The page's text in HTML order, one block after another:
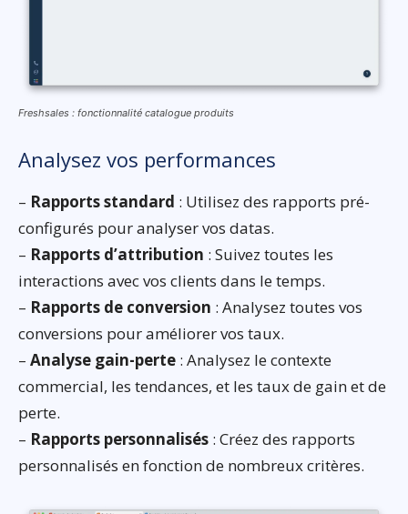
Freshsales : fonctionnalité catalogue produits
Analysez vos performances
– Rapports standard : Utilisez des rapports pré-
configurés pour analyser vos datas.
– Rapports d’attribution : Suivez toutes les
interactions avec vos clients dans le temps.
– Rapports de conversion : Analysez toutes vos
conversions pour améliorer vos taux.
– Analyse gain-perte : Analysez le contexte
commercial, les tendances, et les taux de gain et de
perte.
– Rapports personnalisés : Créez des rapports
personnalisés en fonction de nombreux critères.